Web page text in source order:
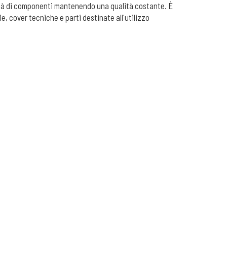
componenti mantenendo una qualità costante. È
cover tecniche e parti destinate all'utilizzo